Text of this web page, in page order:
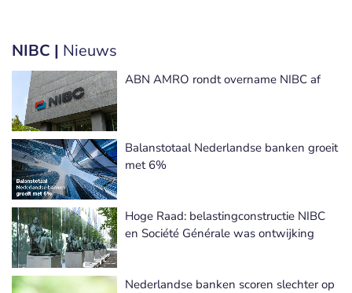
NIBC | Nieuws
ABN AMRO rondt overname NIBC af
Balanstotaal Nederlandse banken groeit
met 6%
Hoge Raad: belastingconstructie NIBC
en Société Générale was ontwijking
Nederlandse banken scoren slechter op